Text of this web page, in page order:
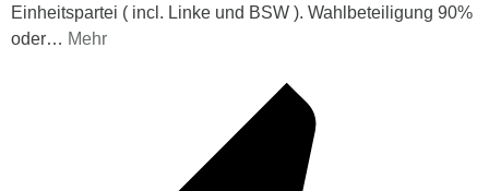
Einheitspartei ( incl. Linke und BSW ). Wahlbeteiligung 90%
oder… Mehr